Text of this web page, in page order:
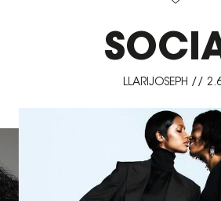
LLARIJOSEPH //